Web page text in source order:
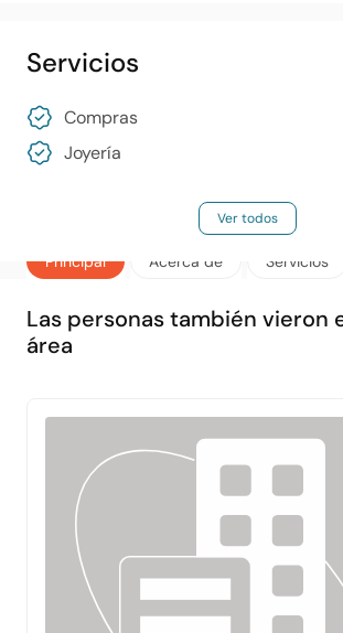
Principal Acerca de Servicios
Servicios
Compras
Joyería
Ver todos
Las personas también vieron
área